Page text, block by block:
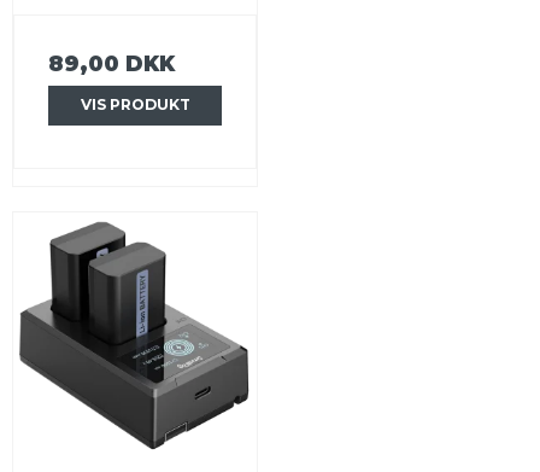
89,00 DKK
VIS PRODUKT